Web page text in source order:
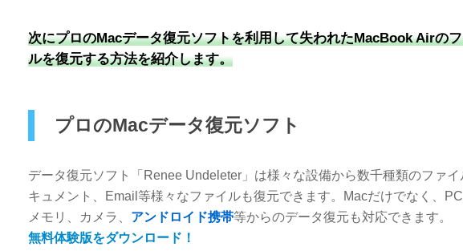
次にプロのMacデータ復元ソフトを利用して失われたMacBook Airの
ルを復元する方法を紹介します。
プロのMacデータ復元ソフト
データ復元ソフト「Renee Undeleter」は様々な設備から数千種類のファ
キュメント、Email等様々なファイルも復元できます。Macだけでなく、PC
メモリ、カメラ、 アンドロイド携帯等からのデータ復元も対応できます。
無料体験版をダウンロード！